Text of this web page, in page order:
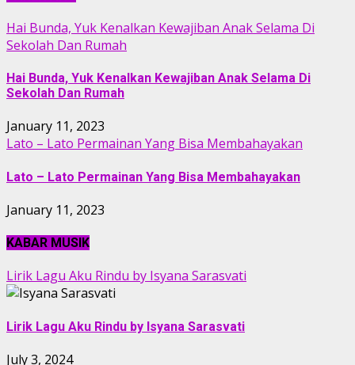
Hai Bunda, Yuk Kenalkan Kewajiban Anak Selama Di
Sekolah Dan Rumah
Hai Bunda, Yuk Kenalkan Kewajiban Anak Selama Di
Sekolah Dan Rumah
January 11, 2023
Lato – Lato Permainan Yang Bisa Membahayakan
Lato – Lato Permainan Yang Bisa Membahayakan
January 11, 2023
KABAR MUSIK
Lirik Lagu Aku Rindu by Isyana Sarasvati
Lirik Lagu Aku Rindu by Isyana Sarasvati
July 3, 2024